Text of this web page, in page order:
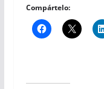
Compártelo: